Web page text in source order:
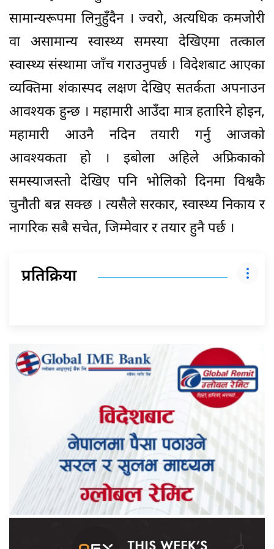
सामान्यरूपमा लिनुहुँदैन । ज्वरो, अत्यधिक कमजोरी
वा असामान्य स्वास्थ्य समस्या देखिएमा तत्काल
स्वास्थ्य संस्थामा जाँच गराउनुपर्छ । विदेशबाट आएका
व्यक्तिमा शंकास्पद लक्षण देखिए सतर्कता अपनाउन
आवश्यक हुन्छ । महामारी आउँदा मात्र हतारिने होइन,
महामारी आउनै नदिन तयारी गर्नु आजको
आवश्यकता हो । इबोला अहिले अफ्रिकाको
समस्याजस्तो देखिए पनि भोलिको दिनमा विश्वकै
चुनौती बन्न सक्छ । त्यसैले सरकार, स्वास्थ्य निकाय र
नागरिक सबै सचेत, जिम्मेवार र तयार हुनै पर्छ ।
प्रतिक्रिया